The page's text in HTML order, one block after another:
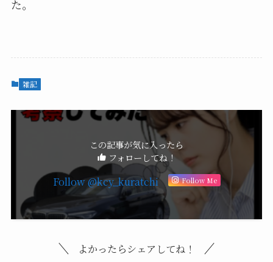
た。
雑記
この記事が気に入ったら
フォローしてね！
Follow @kcy_kuratchi Follow Me
よかったらシェアしてね！